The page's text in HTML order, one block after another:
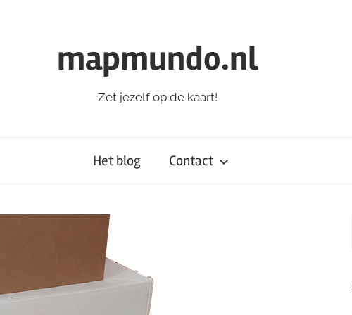
mapmundo.nl
Zet jezelf op de kaart!
Het blog Contact